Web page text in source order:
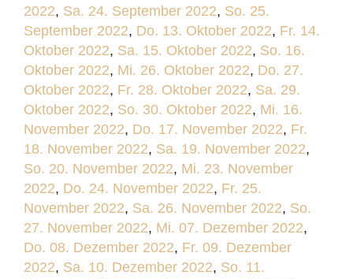
2022, Sa. 24. September 2022, So. 25.
September 2022, Do. 13. Oktober 2022, Fr. 14.
Oktober 2022, Sa. 15. Oktober 2022, So. 16.
Oktober 2022, Mi. 26. Oktober 2022, Do. 27.
Oktober 2022, Fr. 28. Oktober 2022, Sa. 29.
Oktober 2022, So. 30. Oktober 2022, Mi. 16.
November 2022, Do. 17. November 2022, Fr.
18. November 2022, Sa. 19. November 2022,
So. 20. November 2022, Mi. 23. November
2022, Do. 24. November 2022, Fr. 25.
November 2022, Sa. 26. November 2022, So.
27. November 2022, Mi. 07. Dezember 2022,
Do. 08. Dezember 2022, Fr. 09. Dezember
2022, Sa. 10. Dezember 2022, So. 11.